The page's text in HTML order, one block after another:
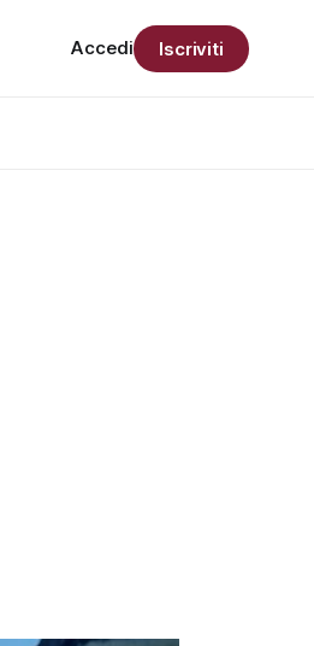
Accedi Iscriviti